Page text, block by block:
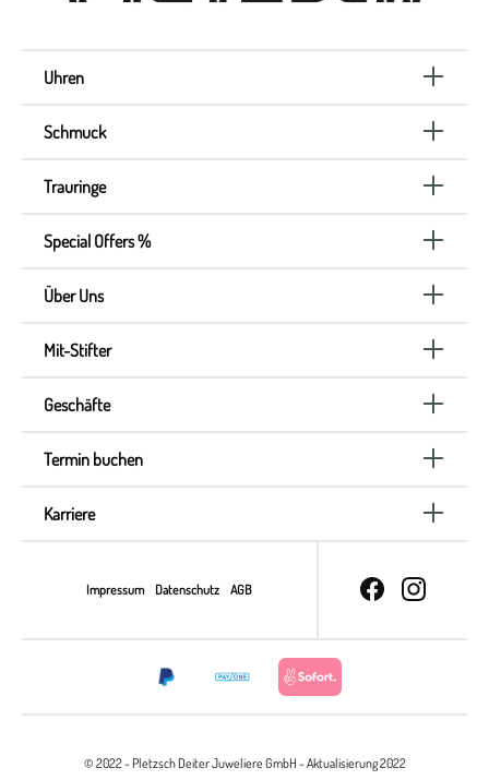
Uhren
Schmuck
Trauringe
Special Offers %
Über Uns
Mit-Stifter
Geschäfte
Termin buchen
Karriere
Impressum Datenschutz AGB
© 2022 - Pletzsch Deiter Juweliere GmbH - Aktualisierung 2022